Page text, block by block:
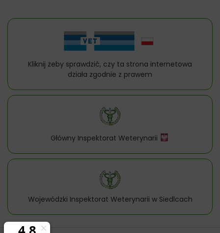
Kliknij żeby sprawdzić, czy ta strona internetowa
działa zgodnie z prawem
Główny Inspektorat Weterynarii
Wojewódzki Inspektorat Weterynarii w Siedlcach